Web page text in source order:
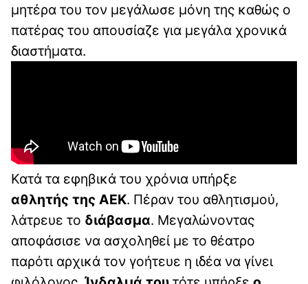
μητέρα του τον μεγάλωσε μόνη της καθώς ο
πατέρας του απουσίαζε για μεγάλα χρονικά
διαστήματα.
Κατά τα εφηβικά του χρόνια υπήρξε
αθλητής της ΑΕΚ. Πέραν του αθλητισμού,
λάτρευε το διάβασμα. Μεγαλώνοντας
αποφάσισε να ασχοληθεί με το θέατρο
παρότι αρχικά τον γοήτευε η ιδέα να γίνει